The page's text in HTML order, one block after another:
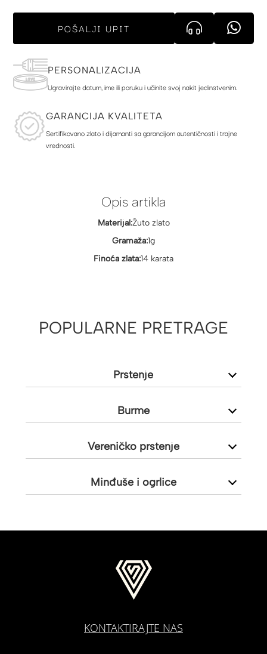
POŠALJI UPIT
PERSONALIZACIJA
Ugravirajte datum, ime ili poruku i učinite svoj nakit jedinstvenim.
GARANCIJA KVALITETA
Sertifikovano zlato i dijamanti sa garancijom autentičnosti i trajne
vrednosti.
Opis artikla
Materijal:Žuto zlato
Gramaža:1g
Finoća zlata:14 karata
POPULARNE PRETRAGE
Prstenje
Burme
Vereničko prstenje
Minđuše i ogrlice
KONTAKTIRAJTE NAS